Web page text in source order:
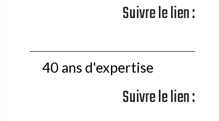
Suivre le lien :
40 ans d'expertise
Suivre le lien :